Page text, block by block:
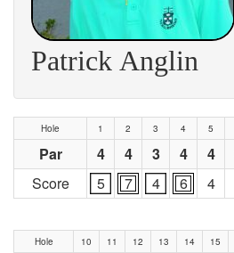
Patrick Anglin
Hole 1 2 3 4 5
Par 4 4 3 4 4
Score
5 7 4 6 4
Hole 10 11 12 13 14 15